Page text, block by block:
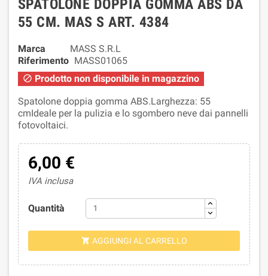
SPATOLONE DOPPIA GOMMA ABS DA
55 CM. MAS S ART. 4384
Marca
MASS S.R.L
Riferimento MASS01065
 Prodotto non disponibile in magazzino
Spatolone doppia gomma ABS.Larghezza: 55
cmIdeale per la pulizia e lo sgombero neve dai pannelli
fotovoltaici.
6,00 €
IVA inclusa
Quantità
 AGGIUNGI AL CARRELLO